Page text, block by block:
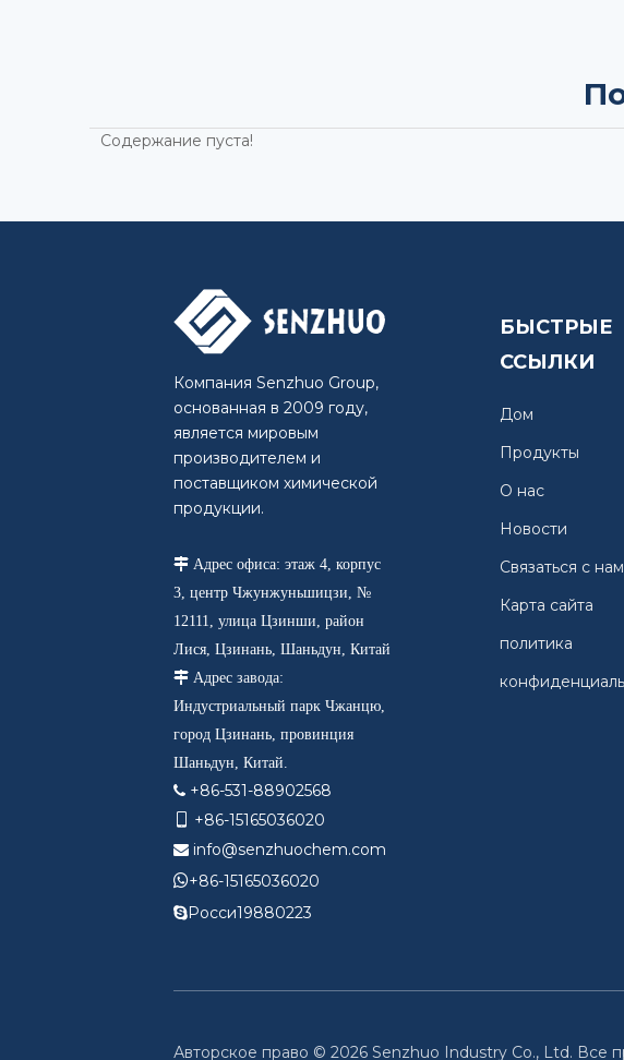
Содержание пуста!
Компания Senzhuo Group,
основанная в 2009 году,
является мировым
производителем и
поставщиком химической
продукции.
 Адрес офиса: этаж 4, корпус
3, центр Чжунжуньшицзи, №
12111, улица Цзинши, район
Лися, Цзинань, Шаньдун, Китай
 Адрес завода:
Индустриальный парк Чжанцю,
город Цзинань, провинция
Шаньдун, Китай.
 +86-531-88902568
+86-15165036020
 info@senzhuochem.com
+86-15165036020
Росси19880223
БЫСТРЫЕ
ССЫЛКИ
Дом
Продукты
О нас
Новости
Связаться с
Карта сайта
политика
Авторское право ©2026 Senzhuo Industry Co., Ltd. Все